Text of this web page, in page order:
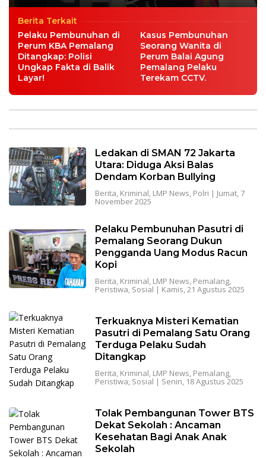
Berita Terkait
Pelaku Pembunuhan di
Perum KBA Pemalang
Ditangkap: Polisi
Ungkap Fakta di Balik
Layar!
Kasus Pembunuhan
Seorang Wanita di
Perum Balai Agung
Pemalang Pelaku
Terekam CCTV.
Ledakan di SMAN 72 Jakarta
Utara: Diduga Aksi Balas
Dendam Korban Bullying
Berita, Kriminal, LMP News, Polri | Jumat, 7
November 2025
Pelaku Pembunuhan Pasutri di
Pemalang Seorang Dukun
Pengganda Uang Modus Racun
Kopi
Berita, Kriminal, LMP News, Pemalang,
Peristiwa, Sosial | Kamis, 21 Agustus 2025
Terkuaknya Misteri Kematian
Pasutri di Pemalang Satu Orang
Terduga Pelaku Sudah
Ditangkap
Berita, Kriminal, LMP News, Pemalang,
Peristiwa, Sosial | Senin, 18 Agustus 2025
Tolak Pembangunan Tower BTS
Dekat Sekolah : Ancaman
Kesehatan Bagi Anak Anak
Sekolah